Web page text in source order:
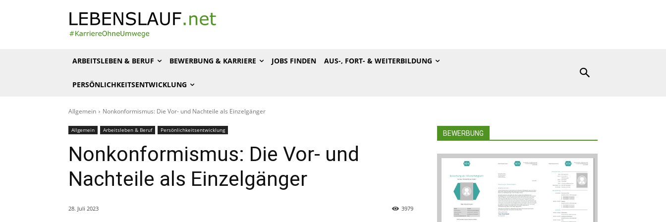
ARBEITSLEBEN & BERUF BEWERBUNG & KARRIERE JOBS FINDEN AUS-, FORT- & WEITERBILDUNG
PERSÖNLICHKEITSENTWICKLUNG
Allgemein Nonkonformismus: Die Vor- und Nachteile als Einzelgänger
Allgemein Arbeitsleben & Beruf Persönlichkeitsentwicklung
Nonkonformismus: Die Vor- und
Nachteile als Einzelgänger
28. Juli 2023 3979
BEWERBUNG